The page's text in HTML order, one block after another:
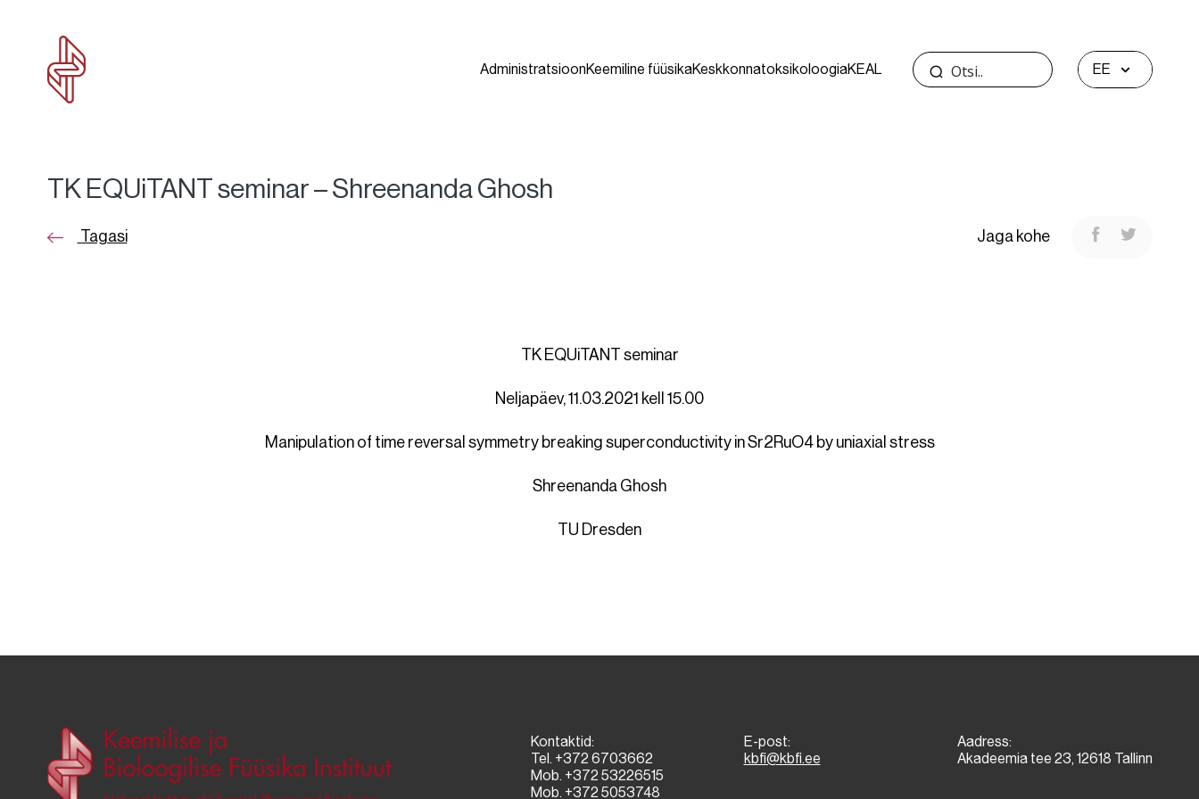
AdministratsioonKeemiline füüsikaKeskkonnatoksikoloogiaKEAL EE
TK EQUiTANT seminar – Shreenanda Ghosh
Tagasi Jaga kohe
TK EQUiTANT seminar
Neljapäev, 11.03.2021 kell 15.00
Manipulation of time reversal symmetry breaking superconductivity in Sr2RuO4 by uniaxial stress
Shreenanda Ghosh
TU Dresden
Kontaktid:
Tel. +372 6703662
Mob. +372 53226515
Mob. +372 5053748
E-post:
kbfi@kbfi.ee
Aadress:
Akadeemia tee 23, 12618 Tallinn